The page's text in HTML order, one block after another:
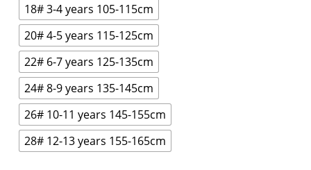
18# 3-4 years 105-115cm
20# 4-5 years 115-125cm
22# 6-7 years 125-135cm
24# 8-9 years 135-145cm
26# 10-11 years 145-155cm
28# 12-13 years 155-165cm